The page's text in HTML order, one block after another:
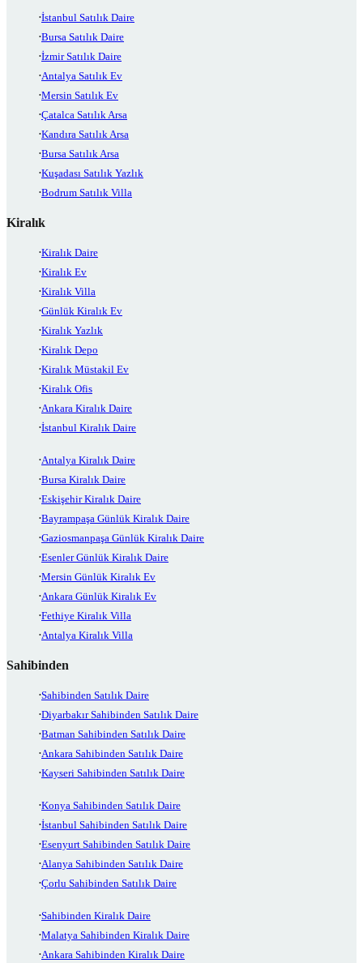
İstanbul Satılık Daire
Bursa Satılık Daire
İzmir Satılık Daire
Antalya Satılık Ev
Mersin Satılık Ev
Çatalca Satılık Arsa
Kandıra Satılık Arsa
Bursa Satılık Arsa
Kuşadası Satılık Yazlık
Bodrum Satılık Villa
Kiralık
Kiralık Daire
Kiralık Ev
Kiralık Villa
Günlük Kiralık Ev
Kiralık Yazlık
Kiralık Depo
Kiralık Müstakil Ev
Kiralık Ofis
Ankara Kiralık Daire
İstanbul Kiralık Daire
Antalya Kiralık Daire
Bursa Kiralık Daire
Eskişehir Kiralık Daire
Bayrampaşa Günlük Kiralık Daire
Gaziosmanpaşa Günlük Kiralık Daire
Esenler Günlük Kiralık Daire
Mersin Günlük Kiralık Ev
Ankara Günlük Kiralık Ev
Fethiye Kiralık Villa
Antalya Kiralık Villa
Sahibinden
Sahibinden Satılık Daire
Diyarbakır Sahibinden Satılık Daire
Batman Sahibinden Satılık Daire
Ankara Sahibinden Satılık Daire
Kayseri Sahibinden Satılık Daire
Konya Sahibinden Satılık Daire
İstanbul Sahibinden Satılık Daire
Esenyurt Sahibinden Satılık Daire
Alanya Sahibinden Satılık Daire
Çorlu Sahibinden Satılık Daire
Sahibinden Kiralık Daire
Malatya Sahibinden Kiralık Daire
Ankara Sahibinden Kiralık Daire